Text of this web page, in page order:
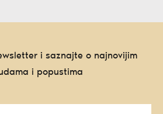
i saznajte o najnovijim
i popustima